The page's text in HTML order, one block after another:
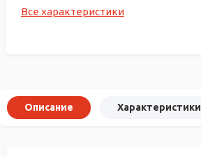
Все характеристики
Описание Характеристики